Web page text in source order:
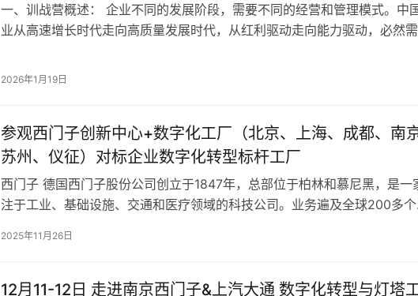
一、训战营概述： 企业不同的发展阶段，需要不同的经营和管理模式。中
业从高速增长时代走向高质量发展时代，从红利驱动走向能力驱动，必然需
2026年1月19日
参观西门子创新中心+数字化工厂（北京、上海、成都、南京
苏州、仪征）对标企业数字化转型标杆工厂
西门子 德国西门子股份公司创立于1847年，总部位于柏林和慕尼黑，是一
注于工业、基础设施、交通和医疗领域的科技公司。业务遍及全球200多个
2025年11月26日
12月11-12日 走进南京西门子&上汽大通 数字化转型与灯塔